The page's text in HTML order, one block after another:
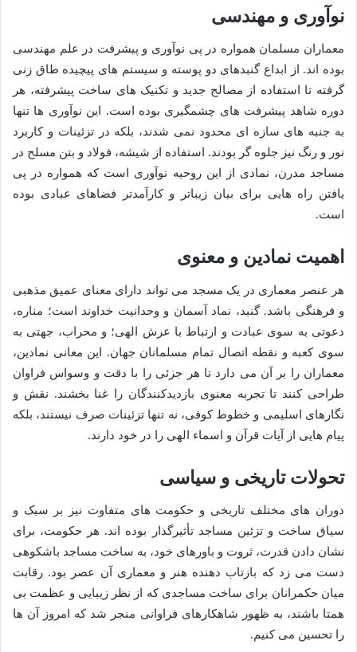
نوآوری و مهندسی
معماران مسلمان همواره در پی نوآوری و پیشرفت در علم مهندسی
بوده اند. از ابداع گنبدهای دو پوسته و سیستم های پیچیده طاق زنی
گرفته تا استفاده از مصالح جدید و تکنیک های ساخت پیشرفته، هر
دوره شاهد پیشرفت های چشمگیری بوده است. این نوآوری ها تنها
به جنبه های سازه ای محدود نمی شدند، بلکه در تزئینات و کاربرد
نور و رنگ نیز جلوه گر بودند. استفاده از شیشه، فولاد و بتن مسلح در
مساجد مدرن، نمادی از این روحیه نوآوری است که همواره در پی
یافتن راه هایی برای بیان زیباتر و کارآمدتر فضاهای عبادی بوده
است.
اهمیت نمادین و معنوی
هر عنصر معماری در یک مسجد می تواند دارای معنای عمیق مذهبی
و فرهنگی باشد. گنبد، نماد آسمان و وحدانیت خداوند است؛ مناره،
دعوتی به سوی عبادت و ارتباط با عرش الهی؛ و محراب، جهتی به
سوی کعبه و نقطه اتصال تمام مسلمانان جهان. این معانی نمادین،
معماران را بر آن می دارد تا هر جزئی را با دقت و وسواس فراوان
طراحی کنند تا تجربه معنوی بازدیدکنندگان را غنا بخشند. نقش و
نگارهای اسلیمی و خطوط کوفی، نه تنها تزئینات صرف نیستند، بلکه
پیام هایی از آیات قرآن و اسماء الهی را در خود دارند.
تحولات تاریخی و سیاسی
دوران های مختلف تاریخی و حکومت های متفاوت نیز بر سبک و
سیاق ساخت و تزئین مساجد تأثیرگذار بوده اند. هر حکومت، برای
نشان دادن قدرت، ثروت و باورهای خود، به ساخت مساجد باشکوهی
دست می زد که بازتاب دهنده هنر و معماری آن عصر بود. رقابت
میان حکمرانان برای ساخت مساجدی که از نظر زیبایی و عظمت بی
همتا باشند، به ظهور شاهکارهای فراوانی منجر شد که امروز آن ها
را تحسین می کنیم.